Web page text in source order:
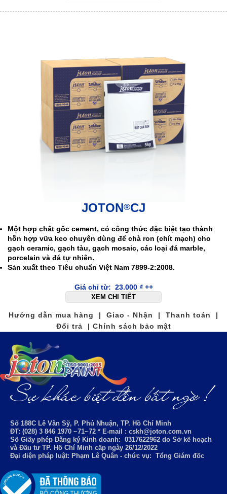
JOTON®CJ
Một hợp chất gốc cement, có công thức đặc biệt tạo thành
hỗn hợp vữa keo chuyên dùng để chà ron (chít mạch) cho
gạch ceramic, gạch tàu, gạch mosaic, các loại đá marble,
porcelain và đá tự nhiên.
Sản xuất theo Tiêu chuẩn Việt Nam 7899-2:2008.
Giá chỉ từ: 23.000 ₫++
XEM CHI TIẾT
Hướng dẫn mua hàng | Giao - Nhận | Thanh toán |
Đổi trả | Chính sách bảo mật
Số 188C Lê Văn Sỹ, P. Phú Nhuận, TP. Hồ Chí Minh
ĐT: (028) 3 846 1970 ~71~72 * E-mail : cskh@joton.com.vn
Số Giấy phép Đăng ký Kinh doanh: 0317622962 do Sở kế hoạch
và Đầu tư TP. Hồ Chí Minh cấp ngày 26/12/2022
Đại diện pháp luật: Phạm Lê Quân - chức vụ: Tổng Giám đốc